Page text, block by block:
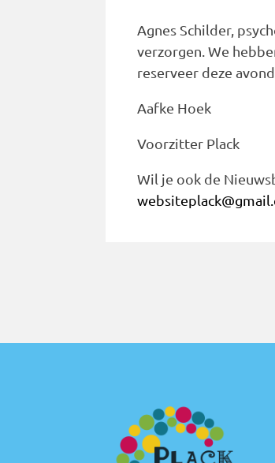
Agnes Schilder,
verzorgen. We
reserveer deze
Aafke Hoek
Voorzitter Plack
Wil je ook de